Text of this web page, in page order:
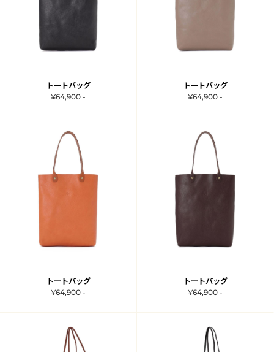
トートバッグ
¥64,900 -
トートバッグ
¥64,900 -
トートバッグ
¥64,900 -
トートバッグ
¥64,900 -